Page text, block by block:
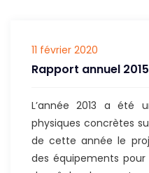
11 février 2020
Rapport annuel 2015
L’année 2013 a été
physiques concrètes
de cette année le
des équipements pour